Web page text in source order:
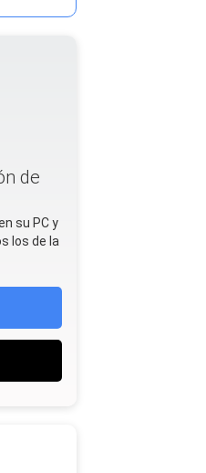
de
su PC y
Ios de la